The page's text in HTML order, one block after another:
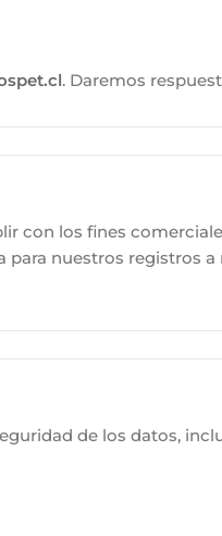
. Daremos
con los fines
nuestros registros
de los datos,